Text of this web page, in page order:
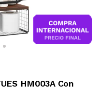
HM003A Con